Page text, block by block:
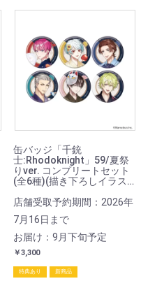
缶バッジ「千銃
士:Rhodoknight」59/夏祭
りver. コンプリートセット
(全6種)(描き下ろしイラス
店舗受取予約期間：2026年
7月16日まで
お届け：9月下旬予定
￥3,300
特典あり 新商品